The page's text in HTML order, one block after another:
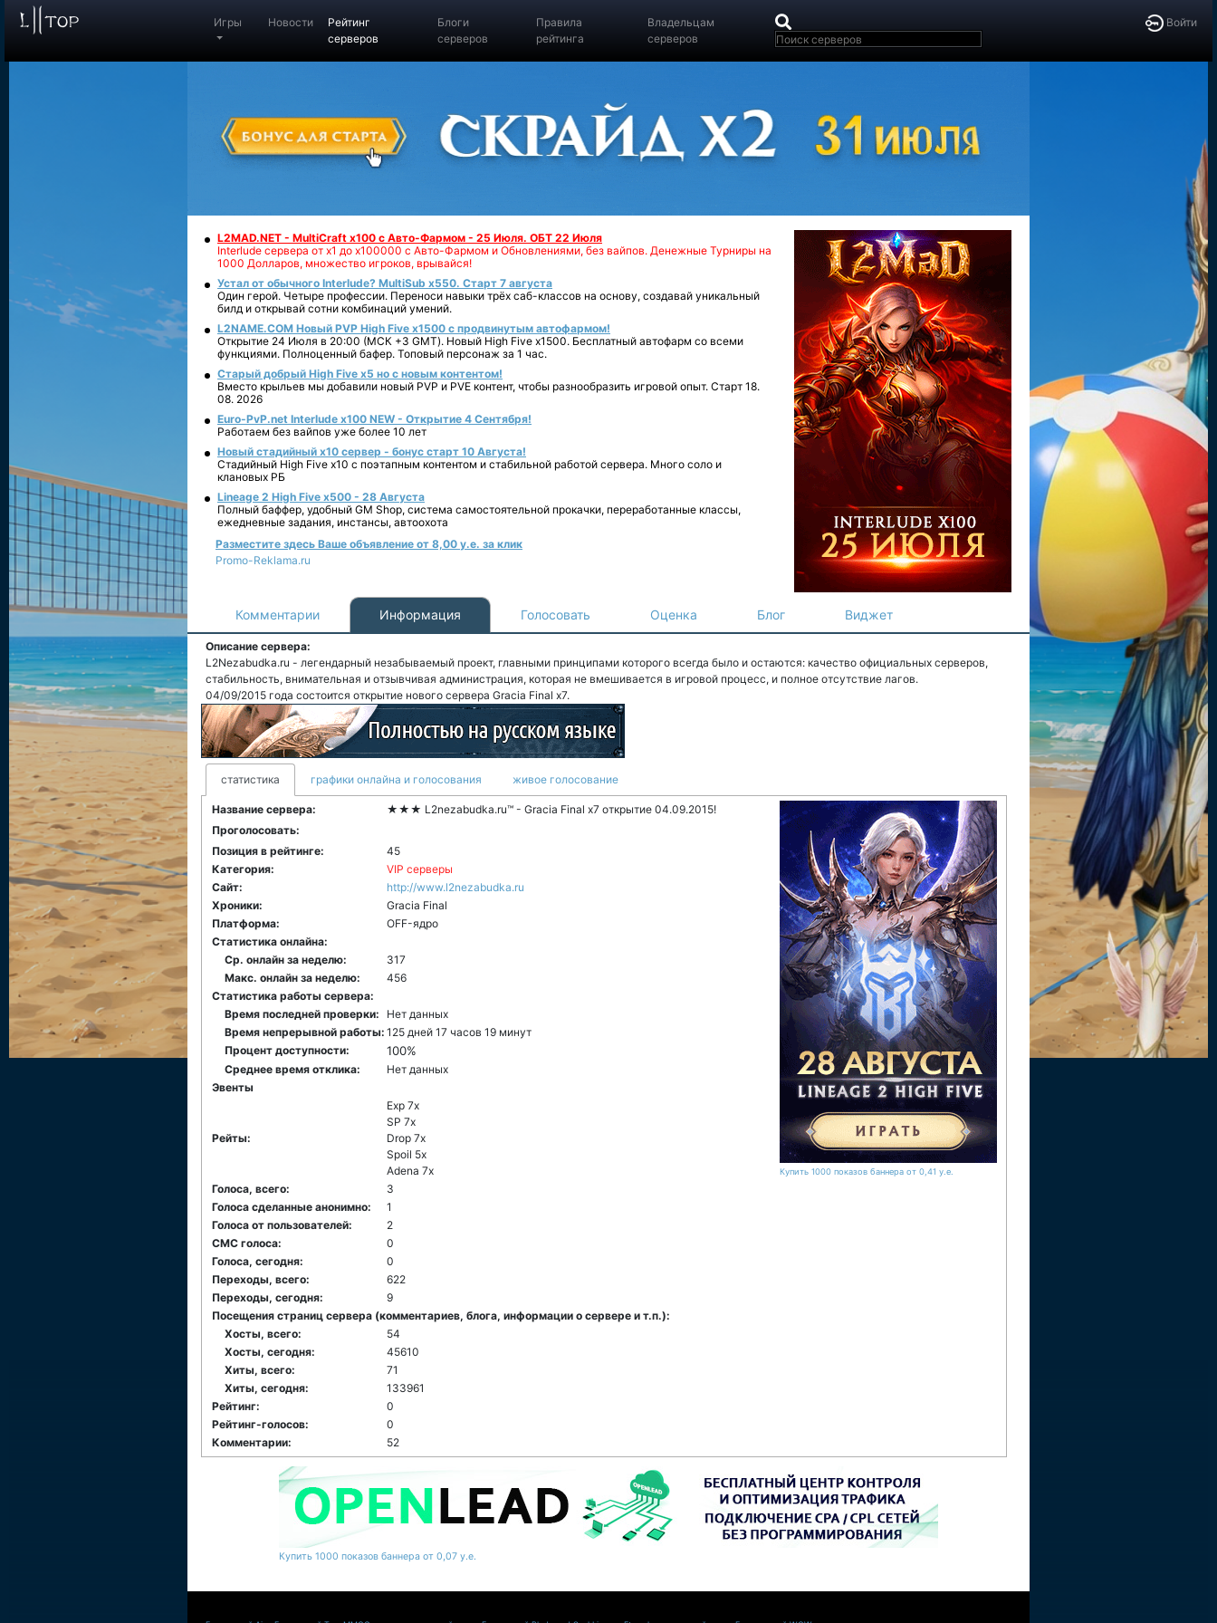
Войти
Игры Новости
Рейтинг
серверов
Блоги
серверов
Правила
рейтинга
Владельцам
серверов
L2MAD.NET - MultiCraft x100 с Авто-Фармом - 25 Июля. ОБТ 22 Июля
Interlude сервера от х1 до х100000 с Авто-Фармом и Обновлениями, без вайпов. Денежные Турниры на
1000 Долларов, множество игроков, врывайся!
Устал от обычного Interlude? MultiSub x550. Старт 7 августа
Один герой. Четыре профессии. Переноси навыки трёх саб-классов на основу, создавай уникальный
билд и открывай сотни комбинаций умений.
L2NAME.COM Новый PVP High Five x1500 с продвинутым автофармом!
Открытие 24 Июля в 20:00 (МСК +3 GMT). Новый High Five x1500. Бесплатный автофарм со всеми
функциями. Полноценный бафер. Топовый персонаж за 1 час.
Старый добрый High Five x5 но с новым контентом!
Вместо крыльев мы добавили новый PVP и PVE контент, чтобы разнообразить игровой опыт. Старт 18.
08. 2026
Euro-PvP.net Interlude х100 NEW - Открытие 4 Сентября!
Работаем без вайпов уже более 10 лет
Новый стадийный х10 сервер - бонус старт 10 Августа!
Стадийный High Five x10 с поэтапным контентом и стабильной работой сервера. Много соло и
клановых РБ
Lineage 2 High Five x500 - 28 Августа
Полный баффер, удобный GM Shop, система самостоятельной прокачки, переработанные классы,
ежедневные задания, инстансы, автоохота
Разместите здесь Ваше объявление от 8,00 у.е. за клик
Promo-Reklama.ru
Комментарии Информация Голосовать Оценка Блог Виджет
Описание сервера:
L2Nezabudka.ru - легендарный незабываемый проект, главными принципами которого всегда было и остаются: качество официальных серверов,
стабильность, внимательная и отзывчивая администрация, которая не вмешивается в игровой процесс, и полное отсутствие лагов.
04/09/2015 года состоится открытие нового сервера Gracia Final x7.
статистика графики онлайна и голосования живое голосование
Купить 1000 показов баннера от 0,41 у.е.
Название сервера:
★★★ L2nezabudka.ru™ - Gracia Final x7 открытие 04.09.2015!
Проголосовать:
Позиция в рейтинге:
45
Категория:
VIP серверы
Сайт:
http://www.l2nezabudka.ru
Хроники:
Gracia Final
Платформа:
ОFF-ядро
Статистика онлайна:
Ср. онлайн за неделю:
317
Макс. онлайн за неделю:
456
Статистика работы сервера:
Время последней проверки:
Нет данных
Время непрерывной работы: 125 дней 17 часов 19 минут
Процент доступности:
100%
Среднее время отклика:
Нет данных
Эвенты
Рейты:
Exp 7x
SP 7x
Drop 7x
Spoil 5x
Adena 7x
Голоса, всего:
3
Голоса сделанные анонимно:
1
Голоса от пользователей:
2
СМС голоса:
0
Голоса, сегодня:
0
Переходы, всего:
622
Переходы, сегодня:
9
Посещения страниц сервера (комментариев, блога, информации о сервере и т.п.):
Хосты, всего:
54
Хосты, сегодня:
45610
Хиты, всего:
71
Хиты, сегодня:
133961
Рейтинг:
0
Рейтинг-голосов:
0
Комментарии:
52
Купить 1000 показов баннера от 0,07 у.е.